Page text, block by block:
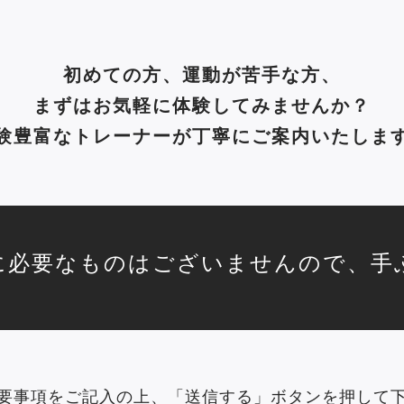
初めての方、運動が苦手な方、
まずはお気軽に体験してみませんか？
豊富なトレーナーが丁寧にご案内いたしま
要なものはございませんので、
事項をご記入の上、「送信する」ボタンを押して